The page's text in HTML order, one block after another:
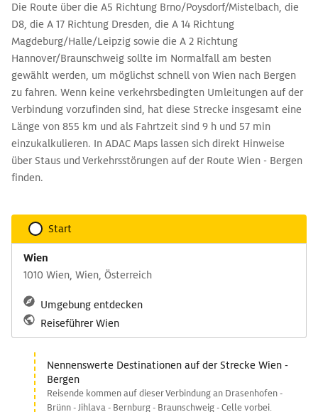
Die Route über die A5 Richtung Brno/Poysdorf/Mistelbach, die
D8, die A 17 Richtung Dresden, die A 14 Richtung
Magdeburg/Halle/Leipzig sowie die A 2 Richtung
Hannover/Braunschweig sollte im Normalfall am besten
gewählt werden, um möglichst schnell von Wien nach Bergen
zu fahren. Wenn keine verkehrsbedingten Umleitungen auf der
Verbindung vorzufinden sind, hat diese Strecke insgesamt eine
Länge von 855 km und als Fahrtzeit sind 9 h und 57 min
einzukalkulieren. In ADAC Maps lassen sich direkt Hinweise
über Staus und Verkehrsstörungen auf der Route Wien - Bergen
finden.
Start
Wien
1010 Wien, Wien, Österreich
Umgebung entdecken
Reiseführer Wien
Nennenswerte Destinationen auf der Strecke Wien -
Bergen
Reisende kommen auf dieser Verbindung an Drasenhofen -
Brünn - Jihlava - Bernburg - Braunschweig - Celle vorbei.